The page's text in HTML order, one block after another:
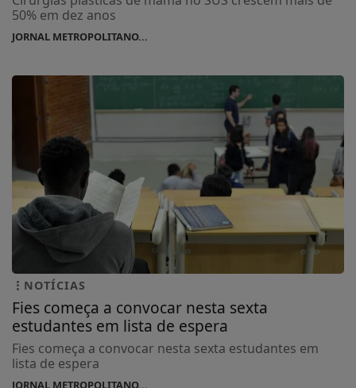
50% em dez anos
JORNAL METROPOLITANO...
NOTÍCIAS
Fies começa a convocar nesta sexta
estudantes em lista de espera
Fies começa a convocar nesta sexta estudantes em
lista de espera
JORNAL METROPOLITANO...